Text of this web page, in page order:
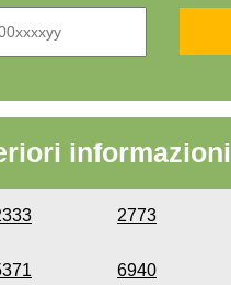
informazioni
2773
6940